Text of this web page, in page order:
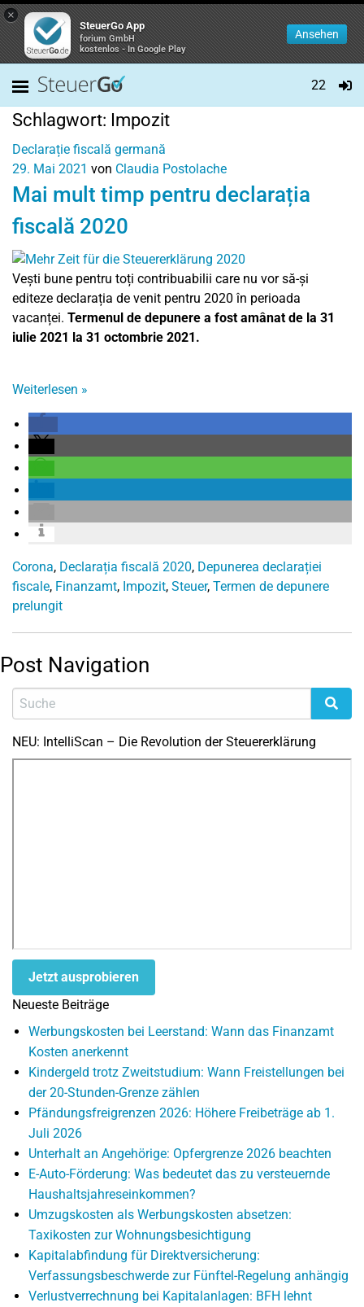
×
SteuerGo App
forium GmbH
kostenlos - In Google Play
Ansehen
22
Schlagwort: Impozit
Declarație fiscală germană
29. Mai 2021 von Claudia Postolache
Mai mult timp pentru declarația
fiscală 2020
Vești bune pentru toți contribuabilii care nu vor să-și
editeze declarația de venit pentru 2020 în perioada
vacanței. Termenul de depunere a fost amânat de la 31
iulie 2021 la 31 octombrie 2021.
Weiterlesen »
Corona, Declarația fiscală 2020, Depunerea declarației
fiscale, Finanzamt, Impozit, Steuer, Termen de depunere
prelungit
Post Navigation
NEU: IntelliScan – Die Revolution der Steuererklärung
Jetzt ausprobieren
Neueste Beiträge
Werbungskosten bei Leerstand: Wann das Finanzamt
Kosten anerkennt
Kindergeld trotz Zweitstudium: Wann Freistellungen bei
der 20-Stunden-Grenze zählen
Pfändungsfreigrenzen 2026: Höhere Freibeträge ab 1.
Juli 2026
Unterhalt an Angehörige: Opfergrenze 2026 beachten
E-Auto-Förderung: Was bedeutet das zu versteuernde
Haushaltsjahreseinkommen?
Umzugskosten als Werbungskosten absetzen:
Taxikosten zur Wohnungsbesichtigung
Kapitalabfindung für Direktversicherung:
Verfassungsbeschwerde zur Fünftel-Regelung anhängig
Verlustverrechnung bei Kapitalanlagen: BFH lehnt